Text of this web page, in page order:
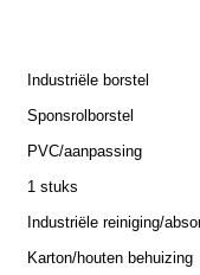
Industriële borstel
Sponsrolborstel
PVC/aanpassing
1 stuks
Industriële reiniging/
Karton/houten behuizing